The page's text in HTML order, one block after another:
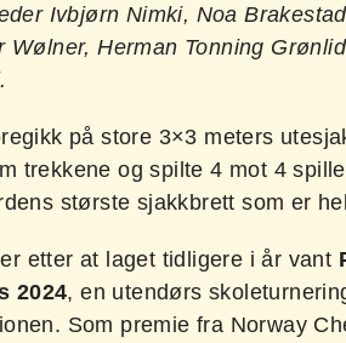
Ivbjørn Nimki, Noa
Wølner, Herman Tonning
på store 3×3 meters
trekkene og spilte 4 mot 4
største sjakkbrett som er
etter at laget tidligere i år vant
2024, en utendørs
Som premie fra Norway